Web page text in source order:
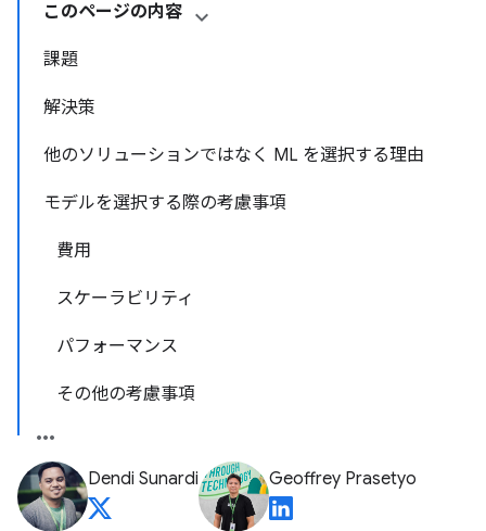
このページの内容
課題
解決策
他のソリューションではなく ML を選択する理由
モデルを選択する際の考慮事項
費用
スケーラビリティ
パフォーマンス
その他の考慮事項
Dendi Sunardi Geoffrey Prasetyo